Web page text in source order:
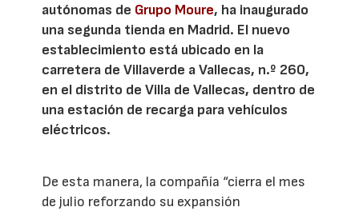
autónomas de Grupo Moure, ha inaugurado
una segunda tienda en Madrid. El nuevo
establecimiento está ubicado en la
carretera de Villaverde a Vallecas, n.º 260,
en el distrito de Villa de Vallecas, dentro de
una estación de recarga para vehículos
eléctricos.
De esta manera, la compañía “cierra el mes
de julio reforzando su expansión